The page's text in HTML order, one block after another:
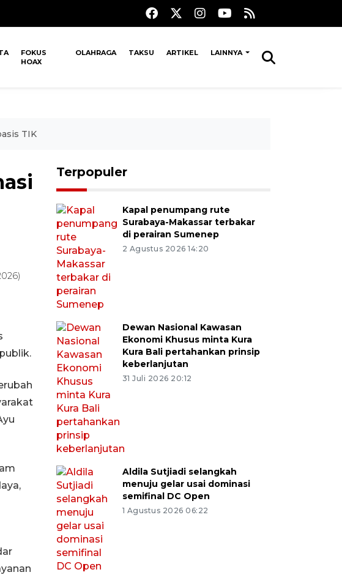
FOKUS
HOAX
OLAHRAGA TAKSU ARTIKEL LAINNYA
TIK
Terpopuler
Kapal penumpang rute
Surabaya-Makassar terbakar
di perairan Sumenep
2 Agustus 2026 14:20
Dewan Nasional Kawasan
Ekonomi Khusus minta Kura
Kura Bali pertahankan prinsip
keberlanjutan
31 Juli 2026 20:12
Aldila Sutjiadi selangkah
menuju gelar usai dominasi
semifinal DC Open
1 Agustus 2026 06:22